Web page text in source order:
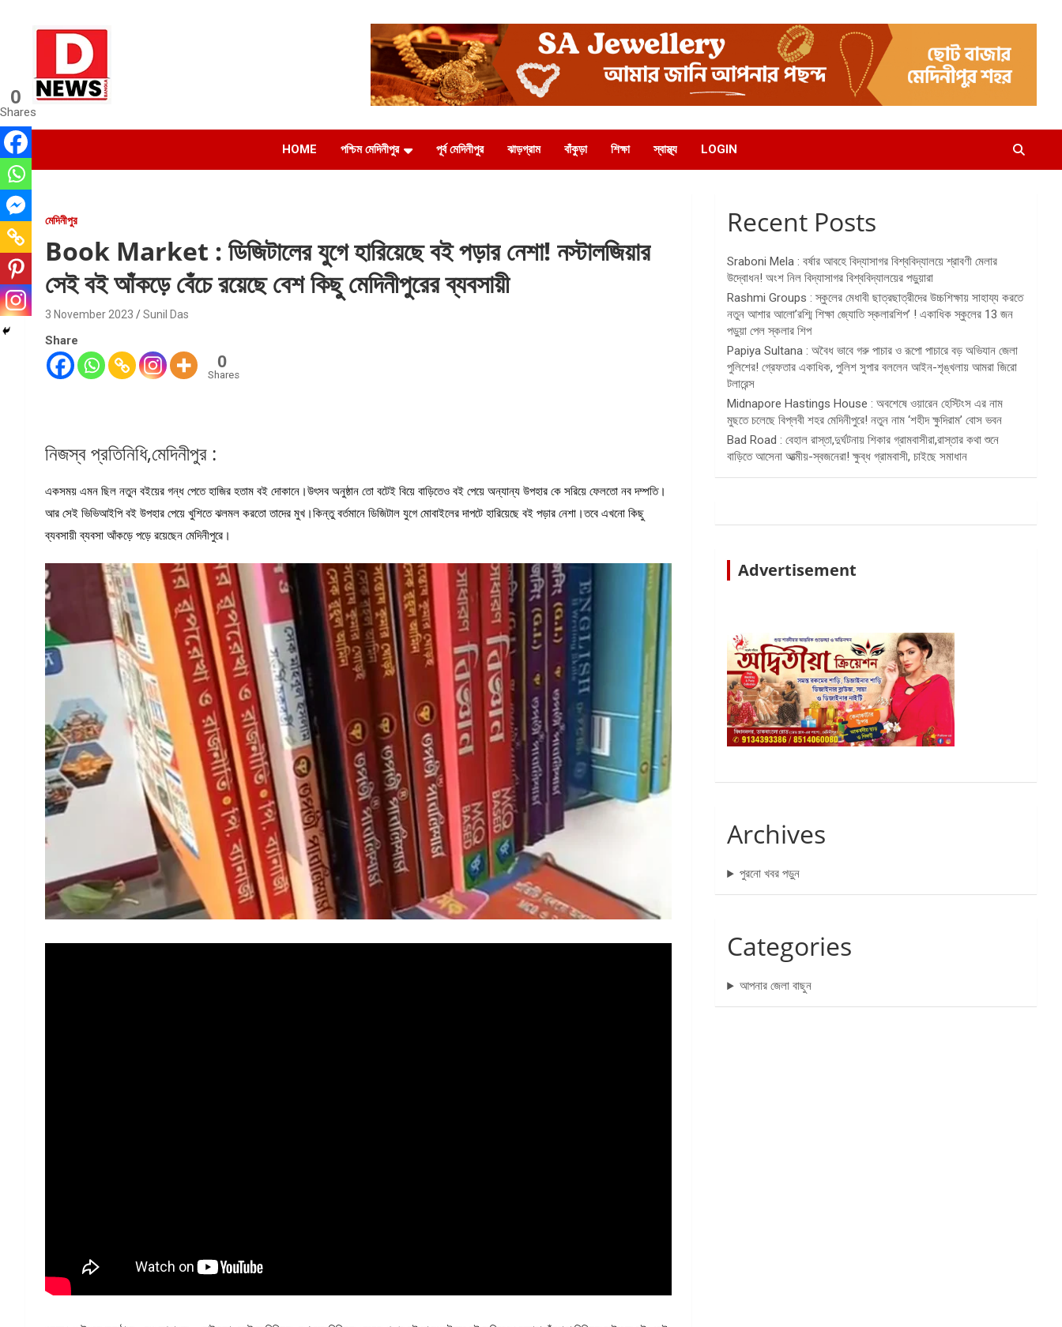
Dnews
#Medinipur #News #LatestBengali #NewsBangla
#Medinipur24X7News
HOME
পশ্চিম মেদিনীপুর পূর্ব মেদিনীপুর ঝাড়গ্রাম বাঁকুড়া শিক্ষা স্বাস্থ্য LOGIN
মেদিনীপুর
Book Market : ডিজিটালের যুগে হারিয়েছে বই পড়ার নেশা! নস্টালজিয়ার
সেই বই আঁকড়ে বেঁচে রয়েছে বেশ কিছু মেদিনীপুরের ব্যবসায়ী
3 November 2023 Sunil Das
Share
0
Shares
নিজস্ব প্রতিনিধি,মেদিনীপুর :
একসময় এমন ছিল নতুন বইয়ের গন্ধ পেতে হাজির হতাম বই দোকানে।উৎসব অনুষ্ঠান তো বটেই বিয়ে বাড়িতেও বই পেয়ে অন্যান্য উপহার কে সরিয়ে ফেলতো নব দম্পতি।
আর সেই ভিভিআইপি বই উপহার পেয়ে খুশিতে ঝলমল করতো তাদের মুখ।কিন্তু বর্তমানে ডিজিটাল যুগে মোবাইলের দাপটে হারিয়েছে বই পড়ার নেশা।তবে এখনো কিছু
ব্যবসায়ী ব্যবসা আঁকড়ে পড়ে রয়েছেন মেদিনীপুরে।
0
Shares
Recent Posts
Sraboni Mela : বর্ষার আবহে বিদ্যাসাগর বিশ্ববিদ্যালয়ে শ্রাবণী মেলার
উদ্বোধন! অংশ নিল বিদ্যাসাগর বিশ্ববিদ্যালয়ের পড়ুয়ারা
Rashmi Groups : স্কুলের মেধাবী ছাত্রছাত্রীদের উচ্চশিক্ষায় সাহায্য করতে
নতুন আশার আলো’রশ্মি শিক্ষা জ্যোতি স্কলারশিপ’ ! একাধিক স্কুলের 13 জন
পড়ুয়া পেল স্কলার শিপ
Papiya Sultana : অবৈধ ভাবে গরু পাচার ও রূপো পাচারে বড় অভিযান জেলা
পুলিশের! গ্রেফতার একাধিক, পুলিশ সুপার বললেন আইন-শৃঙ্খলায় আমরা জিরো
টলারেন্স
Midnapore Hastings House : অবশেষে ওয়ারেন হেস্টিংস এর নাম
মুছতে চলেছে বিপ্লবী শহর মেদিনীপুরে! নতুন নাম ‘শহীদ ক্ষুদিরাম’ বোস ভবন
Bad Road : বেহাল রাস্তা,দুর্ঘটনায় শিকার গ্রামবাসীরা,রাস্তার কথা শুনে
বাড়িতে আসেনা আত্মীয়-স্বজনেরা! ক্ষুব্ধ গ্রামবাসী, চাইছে সমাধান
Advertisement
Archives
পুরনো খবর পড়ুন
Categories
আপনার জেলা বাছুন